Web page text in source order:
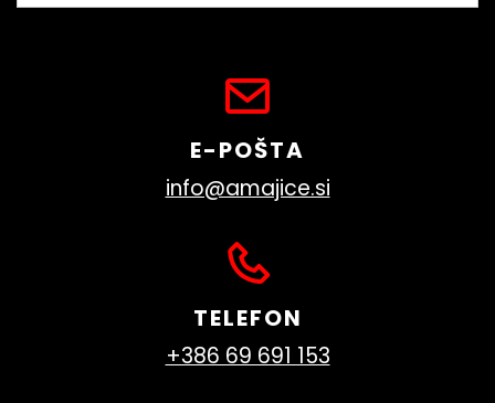
E-POŠTA
info@amajice.si
TELEFON
+386 69 691 153